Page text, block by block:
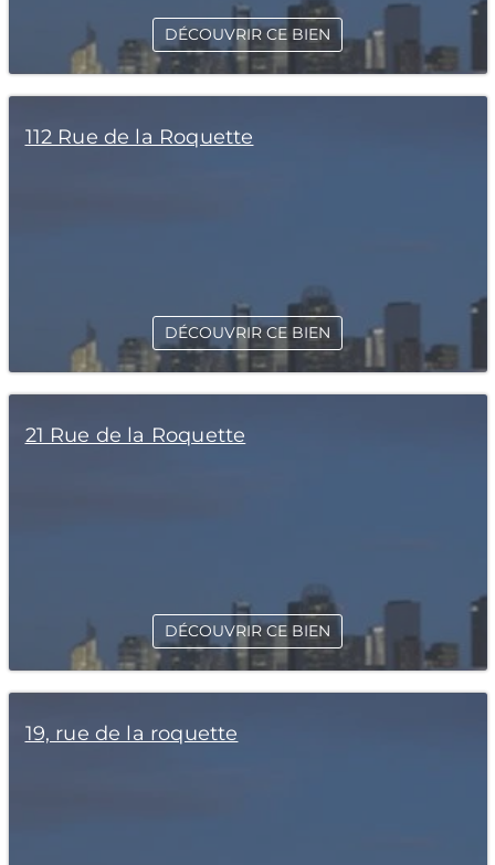
DÉCOUVRIR CE BIEN
112 Rue de la Roquette
DÉCOUVRIR CE BIEN
21 Rue de la Roquette
DÉCOUVRIR CE BIEN
19, rue de la roquette